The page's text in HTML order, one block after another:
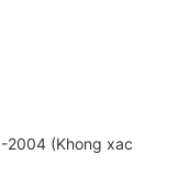
2004 (Khong xac